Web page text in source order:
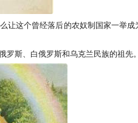
让这个曾经落后的农奴制国家一举成
斯、白俄罗斯和乌克兰民族的祖先。